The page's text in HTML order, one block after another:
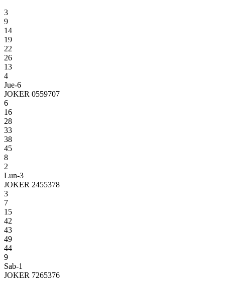
3
9
14
19
22
26
13
4
Jue-6
JOKER 0559707
6
16
28
33
38
45
8
2
Lun-3
JOKER 2455378
3
7
15
42
43
49
44
9
Sab-1
JOKER 7265376